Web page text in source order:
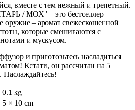
вместе с тем нежный и трепетный.
/ МОХ” – это бестселлер
оружие – аромат свежескошенной
которые смешиваются с
и мускусом.
и приготовьтесь насладиться
Кстати, он рассчитан на 5
Наслаждайтесь!
0.1 kg
5 × 10 cm